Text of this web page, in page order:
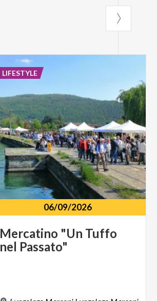
06/09/2026
Mercatino "Un Tuffo
nel Passato"
LIFESTYLE